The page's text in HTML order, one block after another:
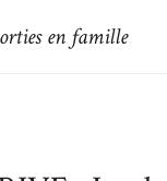
en famille